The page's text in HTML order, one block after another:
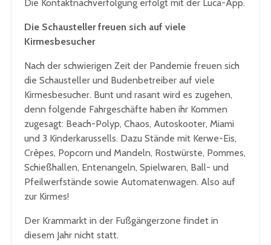
Die Kontaktnachverfolgung erfolgt mit der Luca-App.
Die Schausteller freuen sich auf viele
Kirmesbesucher
Nach der schwierigen Zeit der Pandemie freuen sich
die Schausteller und Budenbetreiber auf viele
Kirmesbesucher. Bunt und rasant wird es zugehen,
denn folgende Fahrgeschäfte haben ihr Kommen
zugesagt: Beach-Polyp, Chaos, Autoskooter, Miami
und 3 Kinderkarussells. Dazu Stände mit Kerwe-Eis,
Crêpes, Popcorn und Mandeln, Rostwürste, Pommes,
Schießhallen, Entenangeln, Spielwaren, Ball- und
Pfeilwerfstände sowie Automatenwagen. Also auf
zur Kirmes!
Der Krammarkt in der Fußgängerzone findet in
diesem Jahr nicht statt.